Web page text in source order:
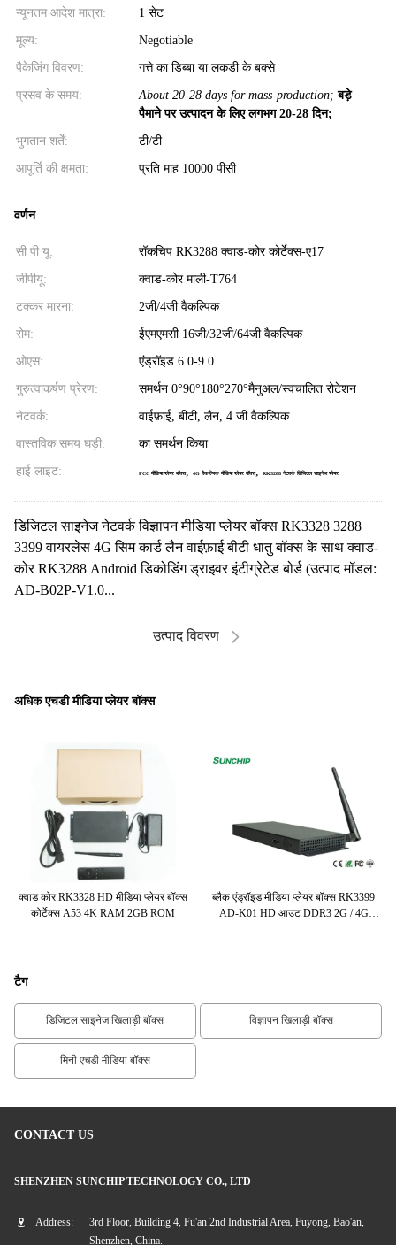
न्यूनतम आदेश मात्रा: 1 सेट
मूल्य: Negotiable
पैकेजिंग विवरण: गत्ते का डिब्बा या लकड़ी के बक्से
प्रसव के समय: About 20-28 days for mass-production; बड़े
पैमाने पर उत्पादन के लिए लगभग 20-28 दिन;
भुगतान शर्तें: टी/टी
आपूर्ति की क्षमता: प्रति माह 10000 पीसी
वर्णन
सी पी यू: रॉकचिप RK3288 क्वाड-कोर कोर्टेक्स-ए17
जीपीयू: क्वाड-कोर माली-T764
टक्कर मारना: 2जी/4जी वैकल्पिक
रोम: ईएमएमसी 16जी/32जी/64जी वैकल्पिक
ओएस: एंड्रॉइड 6.0-9.0
गुरुत्वाकर्षण प्रेरण: समर्थन 0°90°180°270°मैनुअल/स्वचालित रोटेशन
नेटवर्क: वाईफ़ाई, बीटी, लैन, 4 जी वैकल्पिक
वास्तविक समय घड़ी: का समर्थन किया
हाई लाइट: FCC मीडिया प्लेयर बॉक्स, 4G वैकल्पिक मीडिया प्लेयर बॉक्स, RK3288 नेटवर्क डिजिटल साइनेज प्लेयर
डिजिटल साइनेज नेटवर्क विज्ञापन मीडिया प्लेयर बॉक्स RK3328 3288
3399 वायरलेस 4G सिम कार्ड लैन वाईफ़ाई बीटी धातु बॉक्स के साथ क्वाड-
कोर RK3288 Android डिकोडिंग ड्राइवर इंटीग्रेटेड बोर्ड (उत्पाद मॉडल:
AD-B02P-V1.0...
उत्पाद विवरण
अधिक एचडी मीडिया प्लेयर बॉक्स
क्वाड कोर RK3328 HD मीडिया प्लेयर बॉक्स
कोर्टेक्स A53 4K RAM 2GB ROM
ब्लैक एंड्रॉइड मीडिया प्लेयर बॉक्स RK3399
AD-K01 HD आउट DDR3 2G / 4G
टैग
डिजिटल साइनेज खिलाड़ी बॉक्स विज्ञापन खिलाड़ी बॉक्स
मिनी एचडी मीडिया बॉक्स
CONTACT US
SHENZHEN SUNCHIP TECHNOLOGY CO., LTD
Address:
3rd Floor, Building 4, Fu'an 2nd Industrial Area, Fuyong, Bao'an,
Shenzhen, China.